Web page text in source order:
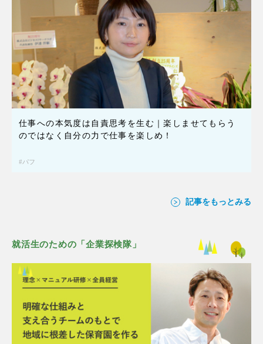
仕事への本気度は自責思考を生む｜楽しませてもらう
のではなく自分の力で仕事を楽しめ！
パフ
記事をもっとみる
就活生のための「企業探検隊」